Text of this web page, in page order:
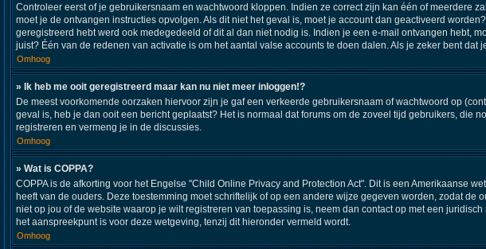
Controleer eerst of je gebruikersnaam en wachtwoord kloppen. Indien ze correct zijn kan één of meerdere
moet je de ontvangen instructies opvolgen. Als dit niet het geval is, moet je account dan geactiveerd
geregistreerd hebt werd ook medegedeeld of dit al dan niet nodig is. Indien je een e-mail ontvangen hebt,
juist? Één van de redenen van activatie is om het aantal valse accounts te doen dalen. Als je zeker bent
Omhoog
» Ik heb me ooit geregistreerd maar kan nu niet meer inloggen!?
De meest voorkomende oorzaken hiervoor zijn je gaf een verkeerde gebruikersnaam of wachtwoord op
geval is, heb je dan ooit een bericht geplaatst? Het is normaal dat forums om de zoveel tijd gebruikers,
registreren en vermeng je in de discussies.
Omhoog
» Wat is COPPA?
COPPA is de afkorting voor het Engelse "Child Online Privacy and Protection Act". Dit is een Amerikaanse
heeft van de ouders. Deze toestemming moet schriftelijk of op een andere wijze gegeven worden, zodat
niet op jou of de website waarop je wilt registreren van toepassing is, neem dan contact op met een
het aanspreekpunt is voor deze wetgeving, tenzij dit hieronder vermeld wordt.
Omhoog